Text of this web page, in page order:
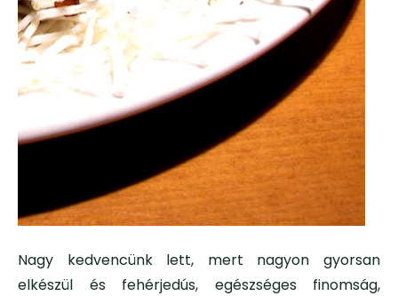
Nagy kedvencünk lett, mert nagyon gyorsan
elkészül és fehérjedús, egészséges finomság,